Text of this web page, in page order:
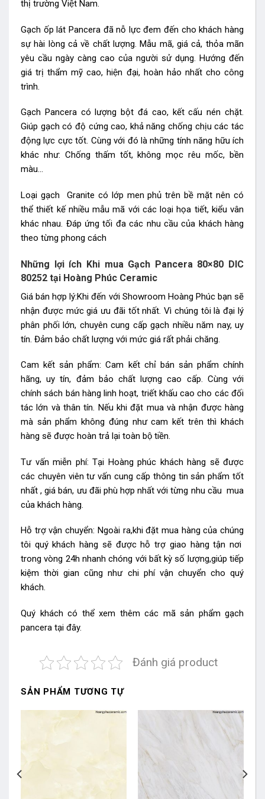
thị trường Việt Nam.
Gạch ốp lát Pancera đã nỗ lực đem đến cho khách hàng
sự hài lòng cả về chất lượng. Mẫu mã, giá cả, thỏa mãn
yêu cầu ngày càng cao của người sử dụng. Hướng đến
giá trị thẩm mỹ cao, hiện đại, hoàn hảo nhất cho công
trình.
Gạch Pancera có lượng bột đá cao, kết cấu nén chặt.
Giúp gạch có độ cứng cao, khả năng chống chịu các tác
động lực cực tốt. Cùng với đó là những tính năng hữu ích
khác như: Chống thấm tốt, không mọc rêu mốc, bền
màu…
Loại gạch Granite có lớp men phủ trên bề mặt nên có
thể thiết kế nhiều mẫu mã với các loại họa tiết, kiểu vân
khác nhau. Đáp ứng tối đa các nhu cầu của khách hàng
theo từng phong cách
Những lợi ích Khi mua Gạch Pancera 80×80 DIC
80252 tại Hoàng Phúc Ceramic
Giá bán hợp lý:Khi đến với Showroom Hoàng Phúc bạn sẽ
nhận được mức giá ưu đãi tốt nhất. Vì chúng tôi là đại lý
phân phối lớn, chuyên cung cấp gạch nhiều năm nay, uy
tín. Đảm bảo chất lượng với mức giá rất phải chăng.
Cam kết sản phẩm: Cam kết chỉ bán sản phẩm chính
hãng, uy tín, đảm bảo chất lượng cao cấp. Cùng với
chính sách bán hàng linh hoạt, triết khấu cao cho các đối
tác lớn và thân tín. Nếu khi đặt mua và nhận được hàng
mà sản phẩm không đúng như cam kết trên thì khách
hàng sẽ được hoàn trả lại toàn bộ tiền.
Tư vấn miễn phí: Tại Hoàng phúc khách hàng sẽ được
các chuyên viên tư vấn cung cấp thông tin sản phẩm tốt
nhất , giá bán, ưu đãi phù hợp nhất với từng nhu cầu mua
của khách hàng.
Hỗ trợ vận chuyển: Ngoài ra,khi đặt mua hàng của chúng
tôi quý khách hàng sẽ được hỗ trợ giao hàng tận nơi
trong vòng 24h nhanh chóng với bất kỳ số lượng,giúp tiếp
kiệm thời gian cũng như chi phí vận chuyển cho quý
khách.
Quý khách có thể xem thêm các mã sản phẩm gạch
pancera tại đây.
Đánh giá product
SẢN PHẨM TƯƠNG TỰ